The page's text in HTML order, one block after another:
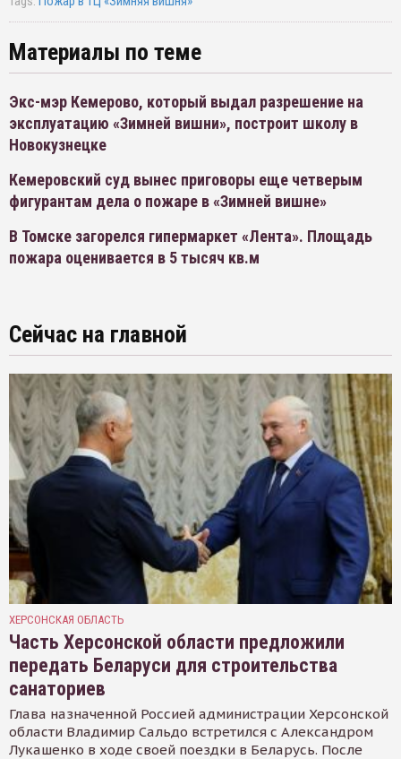
Материалы по теме
Экс-мэр Кемерово, который выдал разрешение на
эксплуатацию «Зимней вишни», построит школу в
Новокузнецке
Кемеровский суд вынес приговоры еще четверым
фигурантам дела о пожаре в «Зимней вишне»
В Томске загорелся гипермаркет «Лента». Площадь
пожара оценивается в 5 тысяч кв.м
Сейчас на главной
ХЕРСОНСКАЯ ОБЛАСТЬ
Часть Херсонской области предложили
передать Беларуси для строительства
санаториев
Глава назначенной Россией администрации Херсонской
области Владимир Сальдо встретился с Александром
Лукашенко в ходе своей поездки в Беларусь. После